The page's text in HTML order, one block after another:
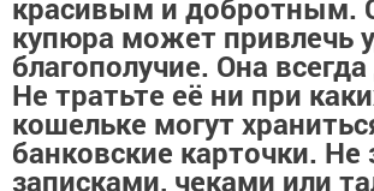
красивым и добротным.
купюра может привлечь
благополучие. Она
Не тратьте её ни при
кошельке могут
банковские карточки.
записками, чеками или